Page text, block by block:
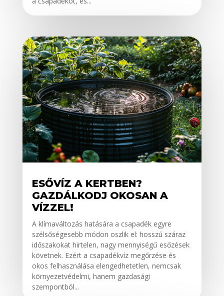
ESŐVÍZ A KERTBEN?
GAZDÁLKODJ OKOSAN A
VÍZZEL!
A klímaváltozás hatására a csapadék egyre
szélsőségesebb módon oszlik el: hosszú száraz
időszakokat hirtelen, nagy mennyiségű esőzések
követnek. Ezért a csapadékvíz megőrzése és
okos felhasználása elengedhetetlen, nemcsak
környezetvédelmi, hanem gazdasági
szempontból...